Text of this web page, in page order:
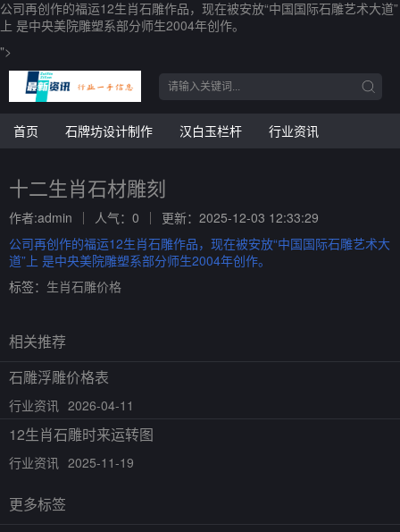
公司再创作的福运12生肖石雕作品，现在被安放“中国国际石雕艺术大道”
上 是中央美院雕塑系部分师生2004年创作。
">
首页 石牌坊设计制作 汉白玉栏杆 行业资讯
十二生肖石材雕刻
作者:admin 人气：0
更新：2025-12-03 12:33:29
公司再创作的福运12生肖石雕作品，现在被安放“中国国际石雕艺术大
道”上 是中央美院雕塑系部分师生2004年创作。
标签： 生肖石雕价格
相关推荐
石雕浮雕价格表
行业资讯 2026-04-11
12生肖石雕时来运转图
行业资讯 2025-11-19
更多标签